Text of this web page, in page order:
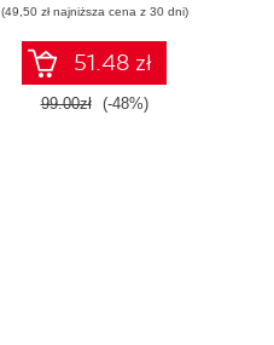
(49,50 zł najniższa cena z 30 dni)
51.48 zł
99.00zł (-48%)